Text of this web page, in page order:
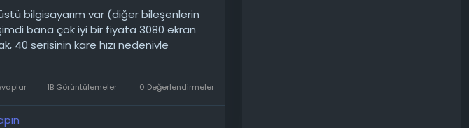
bilgisayarım var (diğer bileşenlerin
bana çok iyi bir fiyata 3080 ekran
40 serisinin kare hızı nedeniyle
1B Görüntülemeler 0 Değerlendirmeler